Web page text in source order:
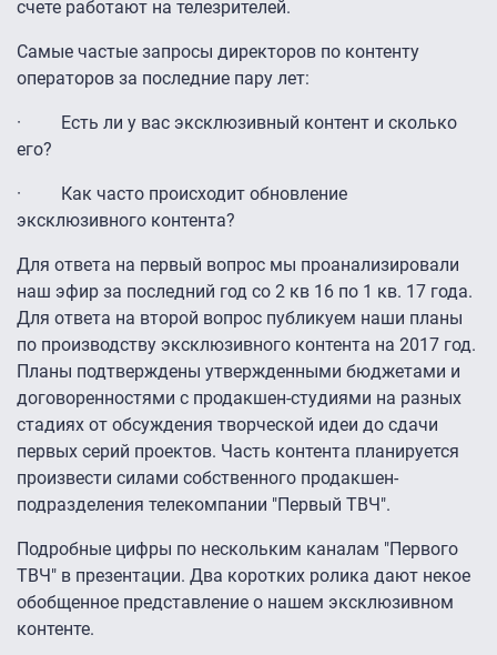
счете работают на телезрителей.
Самые частые запросы директоров по контенту
операторов за последние пару лет:
· Есть ли у вас эксклюзивный контент и сколько
его?
· Как часто происходит обновление
эксклюзивного контента?
Для ответа на первый вопрос мы проанализировали
наш эфир за последний год со 2 кв 16 по 1 кв. 17 года.
Для ответа на второй вопрос публикуем наши планы
по производству эксклюзивного контента на 2017 год.
Планы подтверждены утвержденными бюджетами и
договоренностями с продакшен-студиями на разных
стадиях от обсуждения творческой идеи до сдачи
первых серий проектов. Часть контента планируется
произвести силами собственного продакшен-
подразделения телекомпании "Первый ТВЧ".
Подробные цифры по нескольким каналам "Первого
ТВЧ" в презентации. Два коротких ролика дают некое
обобщенное представление о нашем эксклюзивном
контенте.